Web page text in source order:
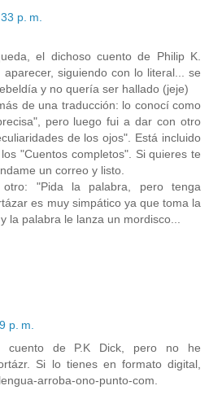
p. m.
el dichoso cuento de Philip K.
siguiendo con lo literal... se
y no quería ser hallado (jeje)
de una traducción: lo conocí como
pero luego fui a dar con otro
de los ojos". Está incluido
"Cuentos completos". Si quieres te
un correo y listo.
"Pida la palabra, pero tenga
es muy simpático ya que toma la
la palabra le lanza un mordisco...
p. m.
cuento de P.K Dick, pero no he
Si lo tienes en formato digital,
arroba-ono-punto-com.